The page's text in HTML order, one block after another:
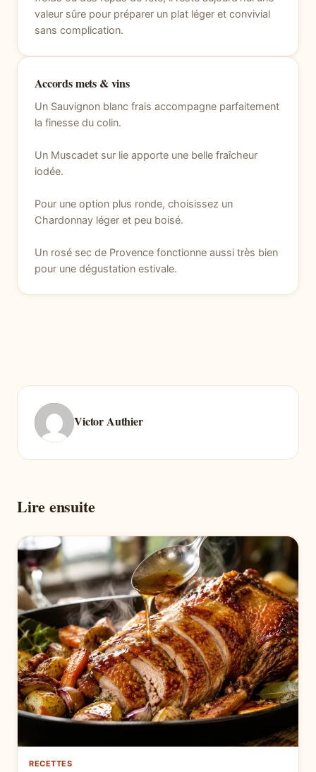
valeur sûre pour préparer un plat léger et convivial
sans complication.
Accords mets & vins
Un Sauvignon blanc frais accompagne parfaitement
la finesse du colin.
Un Muscadet sur lie apporte une belle fraîcheur
iodée.
Pour une option plus ronde, choisissez un
Chardonnay léger et peu boisé.
Un rosé sec de Provence fonctionne aussi très bien
pour une dégustation estivale.
Victor Authier
Lire ensuite
RECETTES